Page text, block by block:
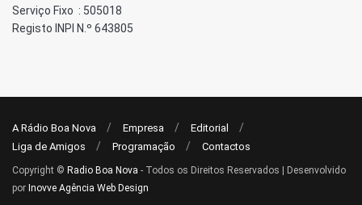
Serviço Fixo : 505018
Registo INPI N.º 643805
A Rádio Boa Nova Empresa
Editorial
Liga de Amigos
Programação Contactos
Copyright © Radio Boa Nova - Todos os Direitos Reservados | Desenvolvido
por Inovve Agência Web Design